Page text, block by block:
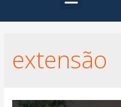
extensão